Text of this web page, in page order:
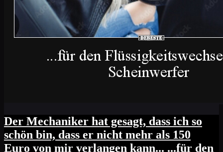
Der Mechaniker hat gesagt, dass ich so
schön bin, dass er nicht mehr als 150
Euro von mir verlangen kann... ...für den